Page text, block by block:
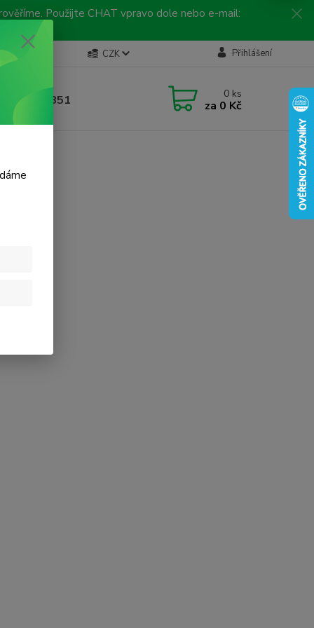
Použijte CHAT vpravo dole nebo e-mail:
Kontakty CZK Přihlášení
linka
792 217 851
9-16 hod.)
0 ks
za 0 Kč